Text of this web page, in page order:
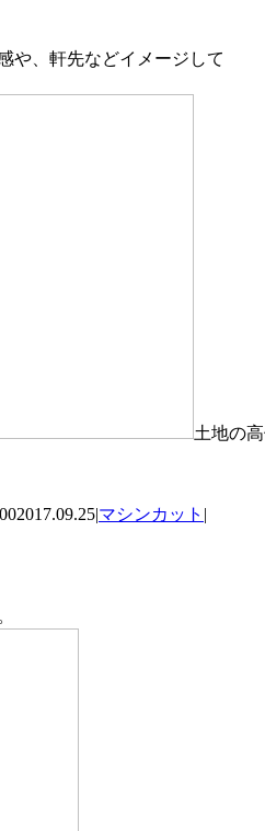
や、軒先などイメージして
土地の
2017.09.25|マシンカット |